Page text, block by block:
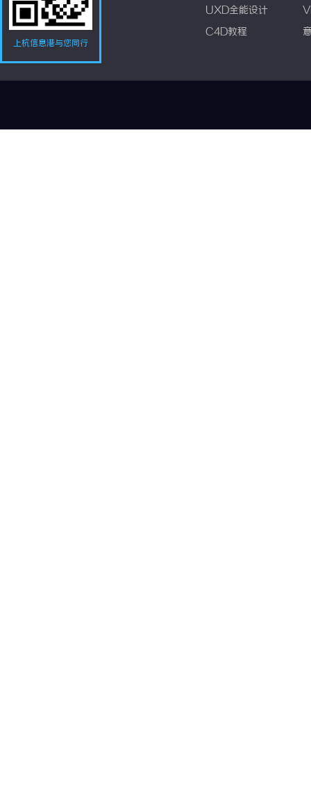
上杭信息港与您同行
UXD全能设计
C4D教程